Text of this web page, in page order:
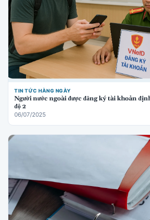
TIN TỨC HÀNG NGÀY
Người nước ngoài được đăng ký tài khoản
độ 2
06/07/2025